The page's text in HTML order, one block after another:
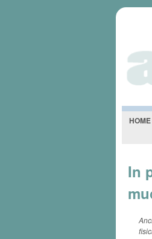
HOME
In